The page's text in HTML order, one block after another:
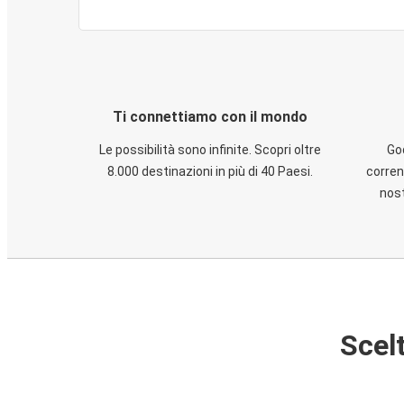
Ti connettiamo con il mondo
Le possibilità sono infinite. Scopri oltre
8.000 destinazioni in più di 40 Paesi.